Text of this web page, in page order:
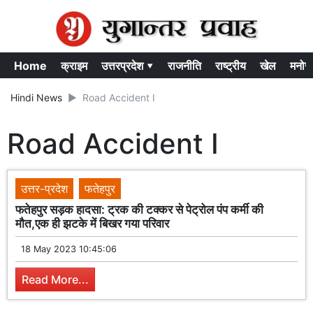
Home क्राइम उत्तरप्रदेश ▾ राजनीति राष्ट्रीय खेल
Hindi News Road Accident I
Road Accident I
उत्तर-प्रदेश
फतेहपुर
फतेहपुर सड़क हादसा: ट्रक की टक्कर से पेट्रोल पंप कर्मी की
मौत,एक ही झटके में बिखर गया परिवार
18 May 2023 10:45:06
Read More...